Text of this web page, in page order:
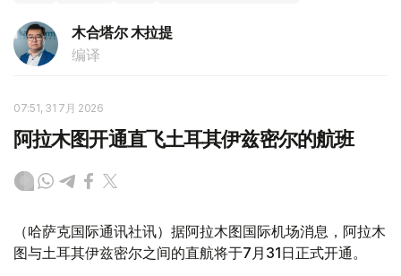
木合塔尔 木拉提
编译
07:51, 31 7月 2026
阿拉木图开通直飞土耳其伊兹密尔的航班
（哈萨克国际通讯社讯）据阿拉木图国际机场消息，阿拉木
图与土耳其伊兹密尔之间的直航将于7月31日正式开通。